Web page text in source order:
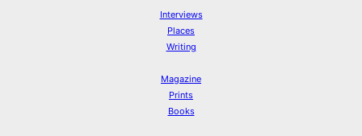
Interviews
Places
Writing
Magazine
Prints
Books